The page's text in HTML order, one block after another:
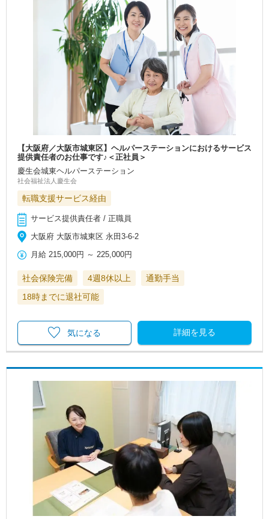
【大阪府／大阪市城東区】ヘルパーステーションにおけるサービス
提供責任者のお仕事です♪＜正社員＞
慶生会城東ヘルパーステーション
社会福祉法人慶生会
転職支援サービス経由
サービス提供責任者 / 正職員
大阪府 大阪市城東区 永田3-6-2
月給 215,000円 ～ 225,000円
社会保険完備 4週8休以上
通勤手当
18時までに退社可能
詳細を見る
気になる